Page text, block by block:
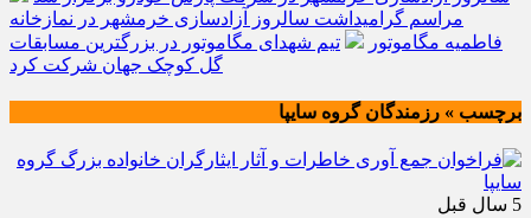
مراسم گرامیداشت سالروز آزادسازی خرمشهر در نمازخانه
فاطمیه مگاموتور
تیم شهدای مگاموتور در بزرگترین مسابقات
گل کوچک جهان شرکت کرد
برچسب » رزمندگان گروه سايپا
5 سال قبل